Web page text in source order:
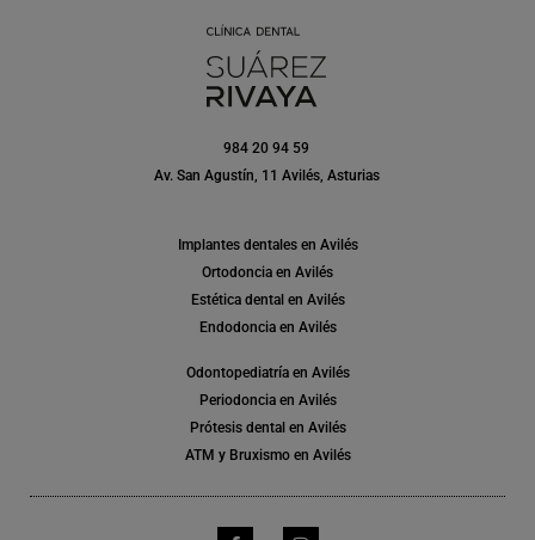
984 20 94 59
Av. San Agustín, 11 Avilés, Asturias
Implantes dentales en Avilés
Ortodoncia en Avilés
Estética dental en Avilés
Endodoncia en Avilés
Odontopediatría en Avilés
Periodoncia en Avilés
Prótesis dental en Avilés
ATM y Bruxismo en Avilés